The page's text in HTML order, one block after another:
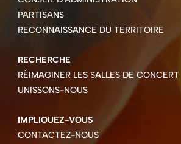
PARTISANS
RECONNAISSANCE DU TERRITOIRE
RECHERCHE
RÉIMAGINER LES SALLES DE CONCERT
UNISSONS-NOUS
IMPLIQUEZ-VOUS
CONTACTEZ-NOUS